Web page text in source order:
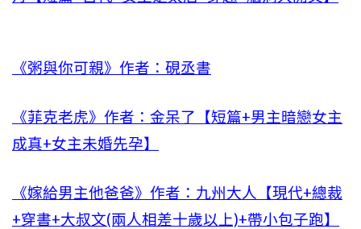
《粥與你可親》作者：硯丞書
《菲克老虎》作者：金呆了【短篇+男主暗戀女主
成真+女主未婚先孕】
《嫁給男主他爸爸》作者：九州大人【現代+總裁
+穿書+大叔文(兩人相差十歲以上)+帶小包子跑】